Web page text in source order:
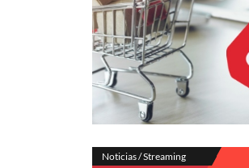
Noticias / Streaming